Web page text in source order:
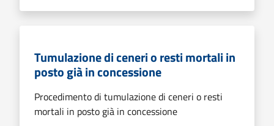
Tumulazione di ceneri o resti mortali in
posto già in concessione
Procedimento di tumulazione di ceneri o resti
mortali in posto già in concessione